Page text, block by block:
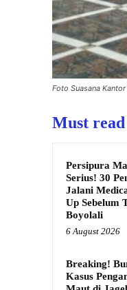
Foto Suasana
Must read
Persipura
Serius! 30
Jalani
Up Sebelum
Boyolali
6 August 2026
Breaking!
Kasus